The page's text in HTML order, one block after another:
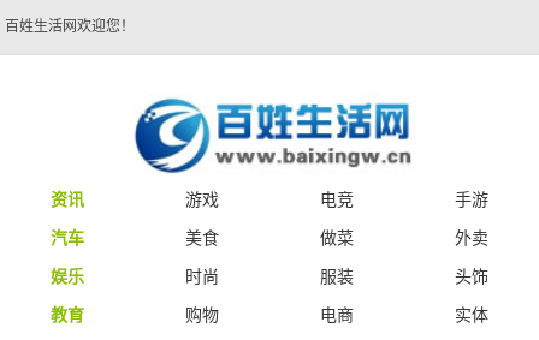
百姓生活网欢迎您！
资讯 游戏 电竞
手游
汽车
美食 做菜
外卖
娱乐
时尚 服装
头饰
教育
购物 电商
实体